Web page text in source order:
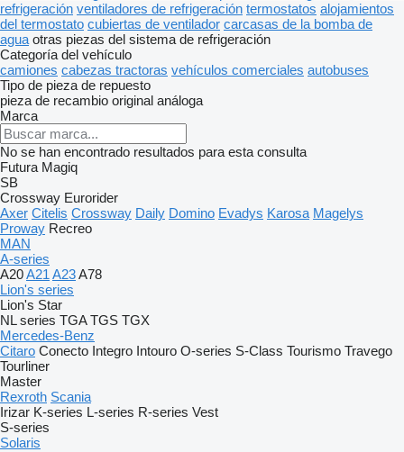
refrigeración ventiladores de refrigeración termostatos alojamientos
del termostato cubiertas de ventilador carcasas de la bomba de
agua otras piezas del sistema de refrigeración
Categoría del vehículo
camiones cabezas tractoras vehículos comerciales autobuses
Tipo de pieza de repuesto
pieza de recambio original análoga
Marca
No se han encontrado resultados para esta consulta
Futura Magiq
SB
Crossway Eurorider
Axer Citelis Crossway Daily Domino Evadys Karosa Magelys
Proway Recreo
MAN
A-series
A20A21 A23A78
Lion's series
Lion's Star
NL series TGA TGS TGX
Mercedes-Benz
Citaro Conecto Integro Intouro O-series S-Class Tourismo Travego
Tourliner
Master
Rexroth Scania
Irizar K-series L-series R-series Vest
S-series
Solaris